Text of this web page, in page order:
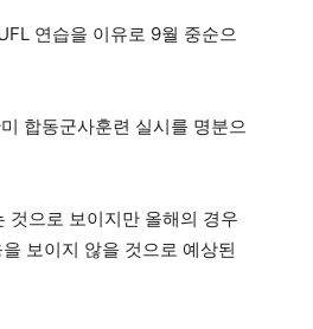
연습을 이유로 9월 중순으
합동군사훈련 실시를 명분으
것으로 보이지만 올해의 경우
보이지 않을 것으로 예상된